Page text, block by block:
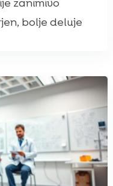
zanimivo
bolje deluje